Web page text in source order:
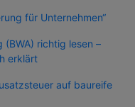
für Unternehmen“
richtig lesen –
erklärt
auf baureife